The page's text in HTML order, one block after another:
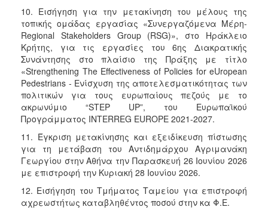
10. Εισήγηση για την μετακίνηση του μέλους της
τοπικής ομάδας εργασίας «Συνεργαζόμενα Μέρη-
Regional Stakeholders Group (RSG)», στο Ηράκλειο
Κρήτης, για τις εργασίες του 6ης Διακρατικής
Συνάντησης στο πλαίσιο της Πράξης με τίτλο
«Strengthening The Effectiveness of Policies for eUropean
Pedestrians - Ενίσχυση της αποτελεσματικότητας των
πολιτικών για τους ευρωπαίους πεζούς με το
ακρωνύμιο “STEP UP”, του Ευρωπαϊκού
Προγράμματος INTERREG EUROPE 2021-2027.
11. Έγκριση μετακίνησης και εξειδίκευση πίστωσης
για τη μετάβαση του Αντιδημάρχου Αγριμανάκη
Γεωργίου στην Αθήνα την Παρασκευή 26 Ιουνίου 2026
με επιστροφή την Κυριακή 28 Ιουνίου 2026.
12. Εισήγηση του Τμήματος Ταμείου για επιστροφή
αχρεωστήτως καταβληθέντος ποσού στην κα Φ.Ε.